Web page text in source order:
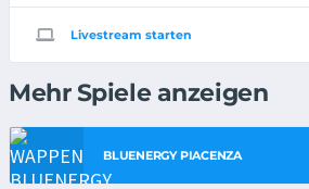
Livestream starten
Mehr Spiele anzeigen
BLUENERGY PIACENZA